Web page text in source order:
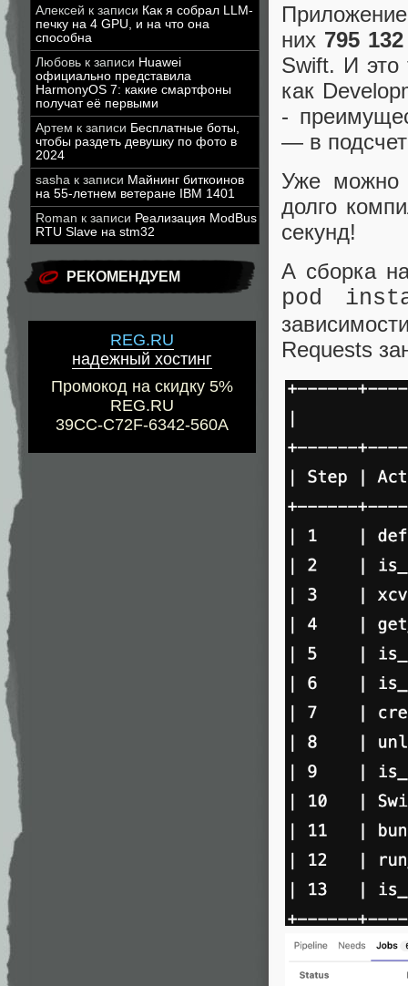
Алексей к записи Как я собрал LLM-
печку на 4 GPU, и на что она
способна
Любовь к записи Huawei
официально представила
HarmonyOS 7: какие смартфоны
получат её первыми
Артем к записи Бесплатные боты,
чтобы раздеть девушку по фото в
2024
sasha к записи Майнинг биткоинов
на 55-летнем ветеране IBM 1401
Roman к записи Реализация ModBus
RTU Slave на stm32
РЕКОМЕНДУЕМ
REG.RU
надежный хостинг
Промокод на скидку 5%
REG.RU
39CC-C72F-6342-560A
них 795 132
Swift. И это
как
-
— в
Уже можно
долго
секунд!
А сборка
pod
Requests